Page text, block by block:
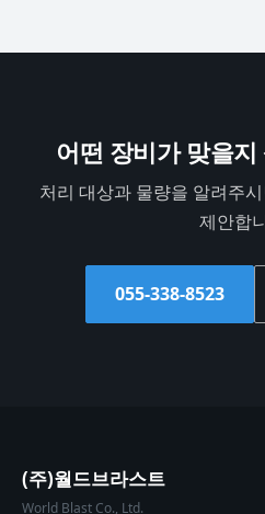
어떤 장비가 맞을
처리 대상과 물량을 알려주
제안합
055-338-8523
(주)월드브라스트
World Blast Co., Ltd.